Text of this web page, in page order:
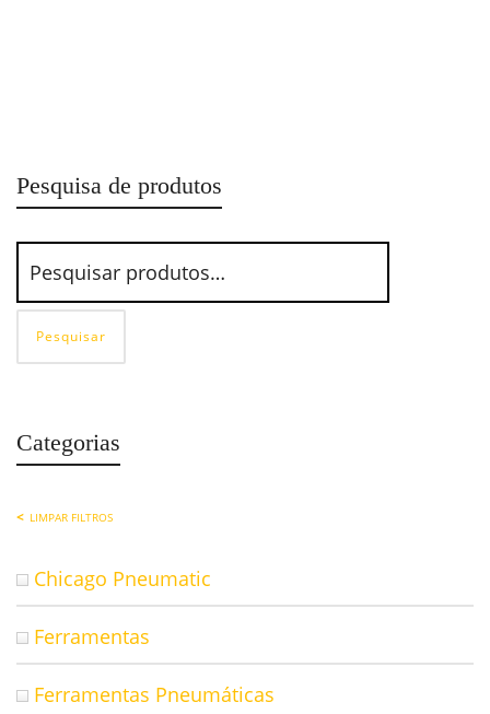
Pesquisa de produtos
Pesquisar
Categorias
LIMPAR FILTROS
Chicago Pneumatic
Ferramentas
Ferramentas Pneumáticas